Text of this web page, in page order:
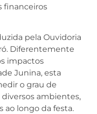
financeiros
pela Ouvidoria
Diferentemente
impactos
Junina, esta
o grau de
ambientes,
ao longo da festa.